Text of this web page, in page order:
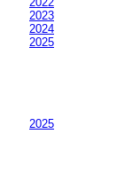
2023
2024
2025
2025